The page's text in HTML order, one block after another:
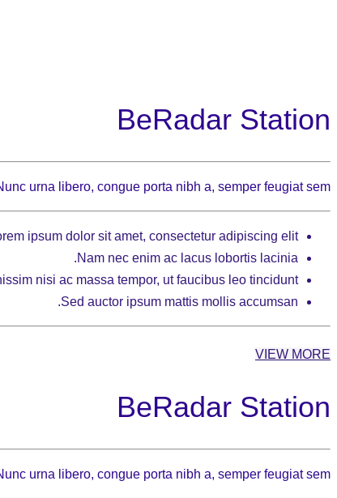
BeRadar Station
urna libero, congue porta nibh a, semper feugiat sem.
ipsum dolor sit amet, consectetur adipiscing elit.
Nam nec enim ac lacus lobortis lacinia.
nisi ac massa tempor, ut faucibus leo tincidunt.
Sed auctor ipsum mattis mollis accumsan.
VIEW MORE
BeRadar Station
urna libero, congue porta nibh a, semper feugiat sem.